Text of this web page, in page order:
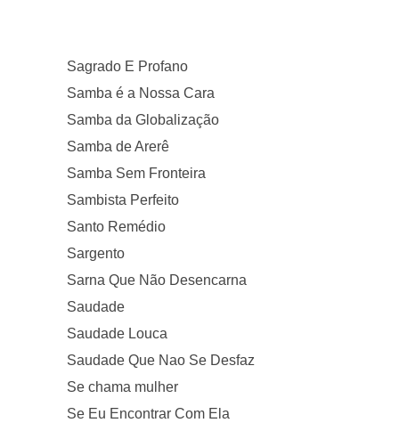
Sagrado E Profano
Samba é a Nossa Cara
Samba da Globalização
Samba de Arerê
Samba Sem Fronteira
Sambista Perfeito
Santo Remédio
Sargento
Sarna Que Não Desencarna
Saudade
Saudade Louca
Saudade Que Nao Se Desfaz
Se chama mulher
Se Eu Encontrar Com Ela